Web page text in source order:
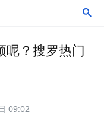

呢？搜罗热门
09:02